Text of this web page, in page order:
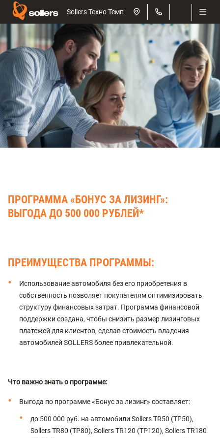
Sollers Техно Темп
ПРОГРАММА «БОНУС ЗА ЛИЗИНГ»:
ВЫГОДА ДО 500 000 РУБЛЕЙ*
ПРЕИМУЩЕСТВА ПРОГРАММЫ:
Использование автомобиля без его приобретения в
собственность позволяет покупателям оптимизировать
структуру финансовых затрат. Программа финансовой
поддержки создана, чтобы снизить размер лизинговых
платежей для клиентов, сделав стоимость владения
автомобилей SOLLERS более привлекательной.
Что важно знать о программе:
Выгода по программе «Бонус за лизинг» составляет:
до 500 000 руб. на автомобили Sollers TR50 (ТР50),
Sollers TR80 (ТР80), Sollers TR120 (ТР120), Sollers TR180